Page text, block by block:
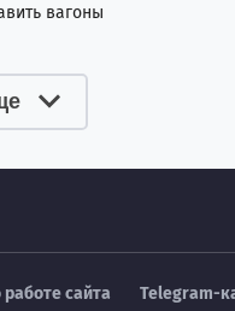
вагоны
сайта Telegram-